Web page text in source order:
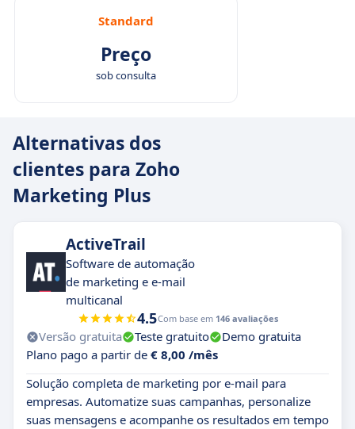
Standard
Preço
sob consulta
Alternativas dos
clientes para Zoho
Marketing Plus
ActiveTrail
Software de automação
de marketing e e-mail
multicanal
4.5Com base em 146 avaliações
Versão gratuita Teste gratuito
Demo gratuita
Plano pago a partir de € 8,00 /mês
Solução completa de marketing por e-mail para
empresas. Automatize suas campanhas, personalize
suas mensagens e acompanhe os resultados em tempo